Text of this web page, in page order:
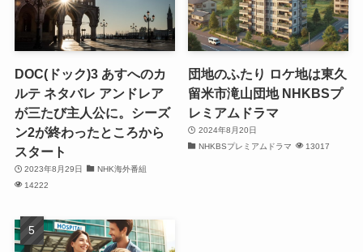
DOC(ドック)3 あすへのカ
ルテ ネタバレ アンドレア
が三たび主人公に。シーズ
ン2が終わったところから
スタート
2023年8月29日
NHK海外番組
14222
団地のふたり ロケ地は東久
留米市滝山団地 NHKBSプ
レミアムドラマ
2024年8月20日
NHKBSプレミアムドラマ
13017